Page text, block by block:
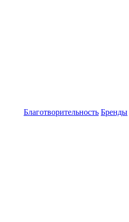
Благотворительность Бренды